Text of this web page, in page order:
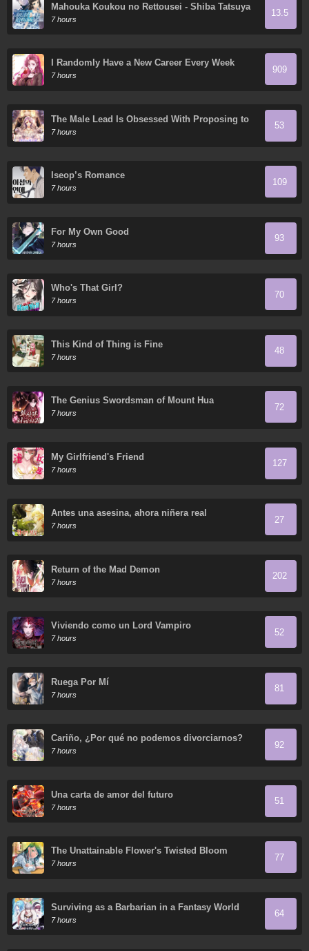
Mahouka Koukou no Rettousei - Shiba Tatsuya
Ansatsu Keikaku
7 hours
13.5
I Randomly Have a New Career Every Week
7 hours
909
The Male Lead Is Obsessed With Proposing to
Me
7 hours
53
Iseop’s Romance
7 hours
109
For My Own Good
7 hours
93
Who's That Girl?
7 hours
70
This Kind of Thing is Fine
7 hours
48
The Genius Swordsman of Mount Hua
7 hours
72
My Girlfriend's Friend
7 hours
127
Antes una asesina, ahora niñera real
7 hours
27
Return of the Mad Demon
7 hours
202
Viviendo como un Lord Vampiro
7 hours
52
Ruega Por Mí
7 hours
81
Cariño, ¿Por qué no podemos divorciarnos?
7 hours
92
Una carta de amor del futuro
7 hours
51
The Unattainable Flower's Twisted Bloom
7 hours
77
Surviving as a Barbarian in a Fantasy World
7 hours
64